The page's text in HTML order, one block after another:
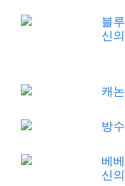
블
신
캐
방
베
신